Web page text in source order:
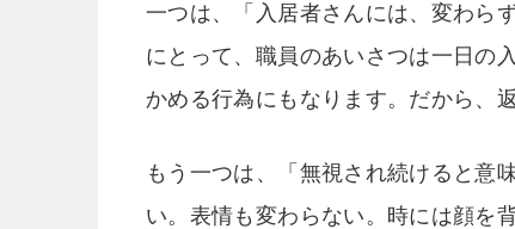
一つは、「入居者さんには、変わら
にとって、職員のあいさつは一日の
かめる行為にもなります。だから、
もう一つは、「無視され続けると意
い。表情も変わらない。時には顔を